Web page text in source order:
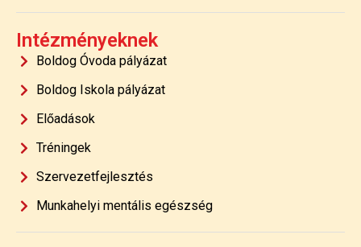
Intézményeknek
Boldog Óvoda pályázat
Boldog Iskola pályázat
Előadások
Tréningek
Szervezetfejlesztés
Munkahelyi mentális egészség